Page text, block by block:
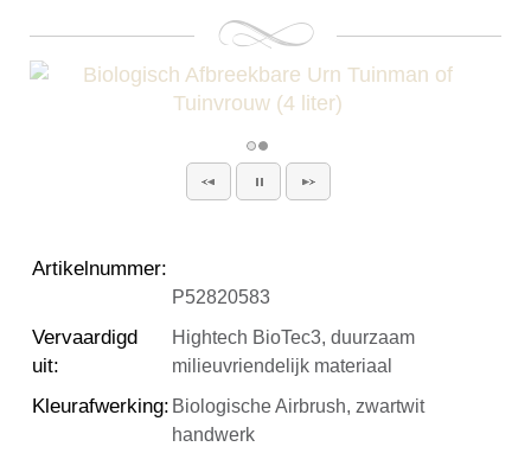
Artikelnummer:
P52820583
Vervaardigd
uit:
Hightech BioTec3, duurzaam
milieuvriendelijk materiaal
Kleurafwerking: Biologische Airbrush, zwartwit
handwerk